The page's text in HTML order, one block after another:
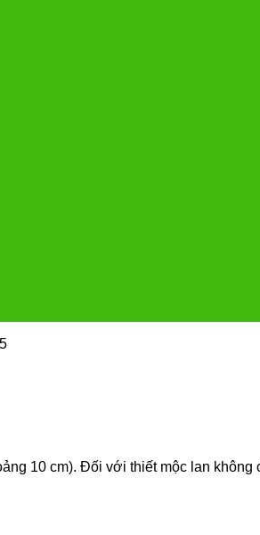
10 cm). Đối với thiết mộc lan